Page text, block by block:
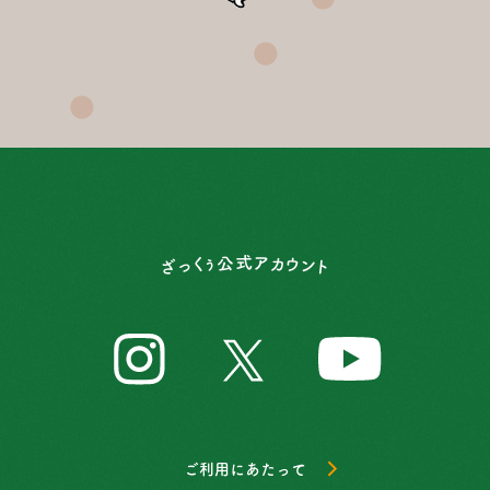
ざっくぅ公式アカウント
Instagram
Twitter
ご利用にあたって